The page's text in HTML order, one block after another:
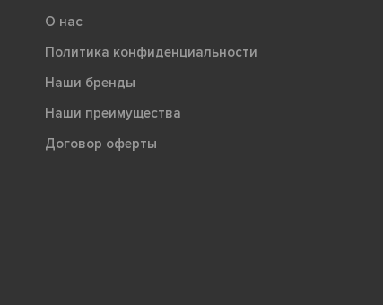
О нас
Политика конфиденциальности
Наши бренды
Наши преимущества
Договор оферты